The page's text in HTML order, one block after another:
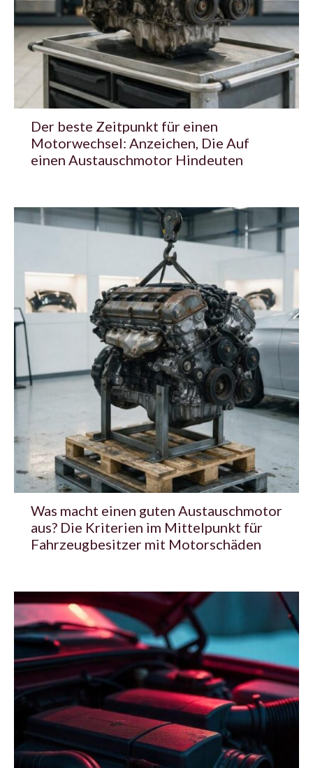
Der beste Zeitpunkt für einen
Motorwechsel: Anzeichen, Die Auf
einen Austauschmotor Hindeuten
Was macht einen guten Austauschmotor
aus? Die Kriterien im Mittelpunkt für
Fahrzeugbesitzer mit Motorschäden